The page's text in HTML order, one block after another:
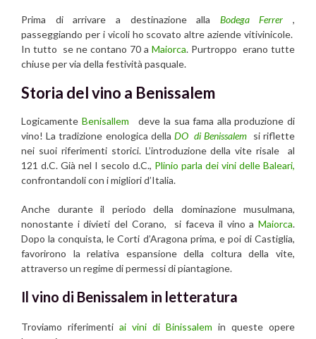
Prima di arrivare a destinazione alla Bodega Ferrer ,
passeggiando per i vicoli ho scovato altre aziende vitivinicole.
In tutto se ne contano 70 a Maiorca. Purtroppo erano tutte
chiuse per via della festività pasquale.
Storia del vino a Benissalem
Logicamente Benisallem deve la sua fama alla produzione di
vino! La tradizione enologica della DO di Benissalem si riflette
nei suoi riferimenti storici. L’introduzione della vite risale al
121 d.C. Già nel I secolo d.C., Plinio parla dei vini delle Baleari,
confrontandoli con i migliori d’Italia.
Anche durante il periodo della dominazione musulmana,
nonostante i divieti del Corano, si faceva il vino a Maiorca.
Dopo la conquista, le Corti d’Aragona prima, e poi di Castiglia,
favorirono la relativa espansione della coltura della vite,
attraverso un regime di permessi di piantagione.
Il vino di Benissalem in letteratura
Troviamo riferimenti ai vini di Binissalem in queste opere